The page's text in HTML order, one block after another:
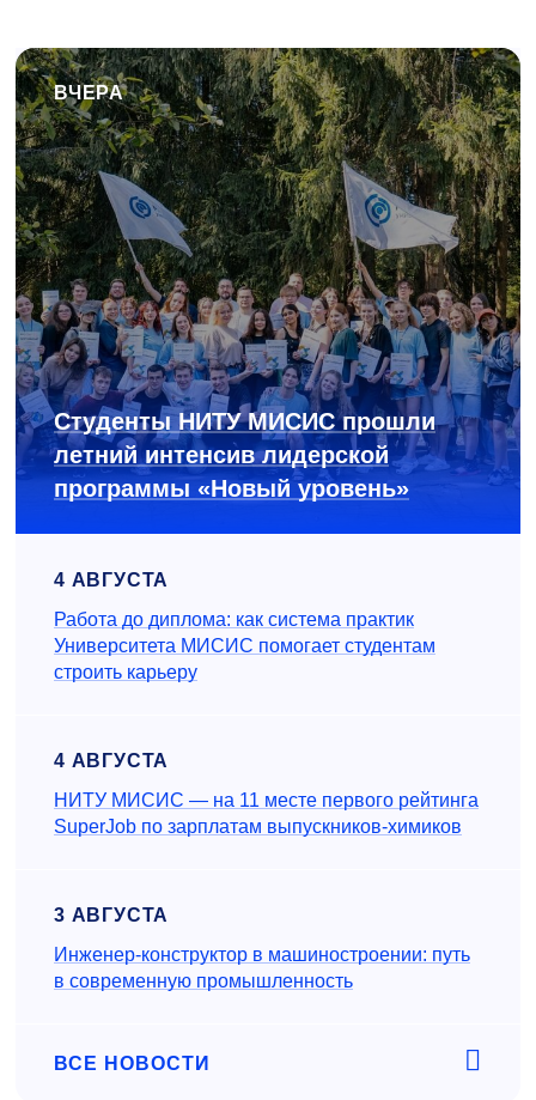
ВЧЕРА
Студенты НИТУ МИСИС прошли
летний интенсив лидерской
программы «Новый уровень»
4 АВГУСТА
Работа до диплома: как система практик
Университета МИСИС помогает студентам
строить карьеру
4 АВГУСТА
НИТУ МИСИС — на 11 месте первого рейтинга
SuperJob по зарплатам выпускников-химиков
3 АВГУСТА
Инженер‑конструктор в машиностроении: путь
в современную промышленность
ВСЕ НОВОСТИ